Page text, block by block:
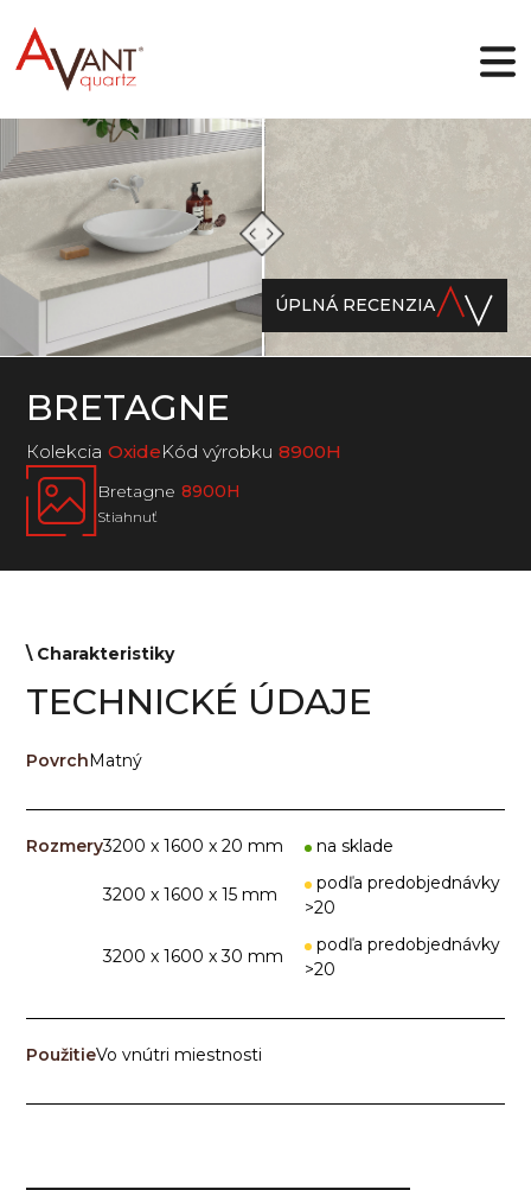
Prečo Avant Quartz
Kolekcie
Online dizajnér
Galéria
Blog
ÚPLNÁ RECENZIA
BRETAGNE
Кolekcia OxideKód výrobku 8900H
Bretagne 8900H
Stiahnuť
\ Сharakteristiky
TECHNICKÉ ÚDAJE
PovrchMatný
Rozmery3200 x 1600 x 20 mm na sklade
3200 x 1600 x 15 mm
podľa predobjednávky
>20
3200 x 1600 x 30 mm
podľa predobjednávky
>20
PoužitieVo vnútri miestnosti